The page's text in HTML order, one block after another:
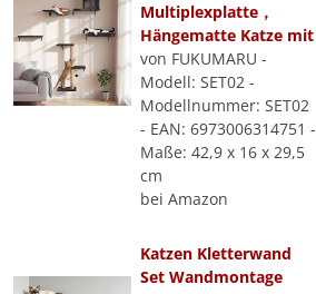
Multiplexplatte，
Hängematte Katze mit
von FUKUMARU -
Modell: SET02 -
Modellnummer: SET02
- EAN: 6973006314751 -
Maße: 42,9 x 16 x 29,5
cm
bei Amazon
Katzen Kletterwand
Set Wandmontage